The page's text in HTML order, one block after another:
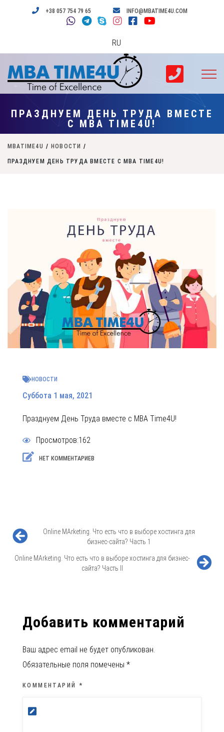
+38 057 754 79 65 INFO@MBATIME4U.COM
RU
ПРАЗДНУЕМ ДЕНЬ ТРУДА ВМЕСТЕ
С MBA TIME4U!
MBATIME4U / НОВОСТИ /
ПРАЗДНУЕМ ДЕНЬ ТРУДА ВМЕСТЕ С MBA TIME4U!
НОВОСТИ
Суббота 1 мая, 2021
Празднуем День Труда вместе с MBA Time4U!
Просмотров:162
НЕТ КОММЕНТАРИЕВ
Online MArketing. Что есть что в выборе хостинга для
бизнес-сайта? Часть 1
Online MArketing. Что есть что в выборе хостинга для бизнес-
сайта? Часть II
Добавить комментарий
Ваш адрес email не будет опубликован.
Обязательные поля помечены *
КОММЕНТАРИЙ *